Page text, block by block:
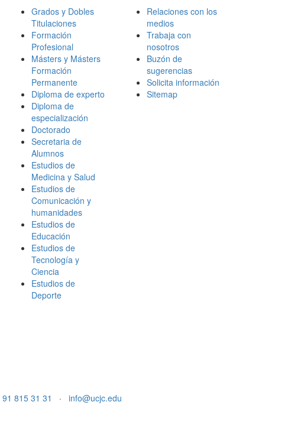
Grados y Dobles
Titulaciones
Formación
Profesional
Másters y Másters
Formación
Permanente
Diploma de experto
Diploma de
especialización
Doctorado
Secretaria de
Alumnos
Estudios de
Medicina y Salud
Estudios de
Comunicación y
humanidades
Estudios de
Educación
Estudios de
Tecnología y
Ciencia
Estudios de
Deporte
Relaciones con los
medios
Trabaja con
nosotros
Buzón de
sugerencias
Solicita información
Sitemap
91 815 31 31 · info@ucjc.edu